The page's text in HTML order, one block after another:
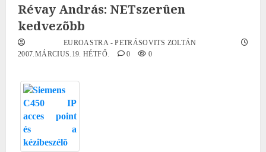
Révay András: NETszerûen
kedvezõbb
EUROASTRA - PETRÁSOVITS ZOLTÁN
2007.MÁRCIUS.19. HÉTFŐ.
0 0